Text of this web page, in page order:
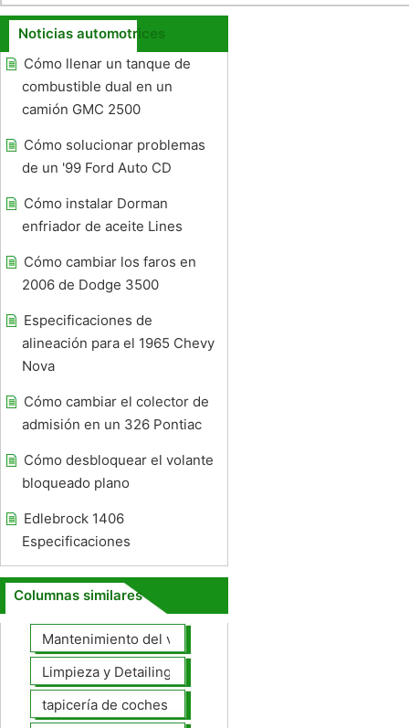
Xterra 2001
Noticias automotrices
Cómo llenar un tanque de
combustible dual en un
camión GMC 2500
Cómo solucionar problemas
de un '99 Ford Auto CD
Cómo instalar Dorman
enfriador de aceite Lines
Cómo cambiar los faros en
2006 de Dodge 3500
Especificaciones de
alineación para el 1965 Chevy
Nova
Cómo cambiar el colector de
admisión en un 326 Pontiac
Cómo desbloquear el volante
bloqueado plano
Edlebrock 1406
Especificaciones
Columnas similares
Mantenimiento del vehículo
Limpieza y Detailing
tapicería de coches